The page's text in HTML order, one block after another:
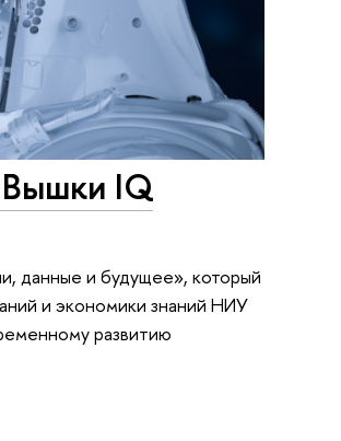
Вышки IQ
данные и будущее», который
и экономики знаний НИУ
развитию